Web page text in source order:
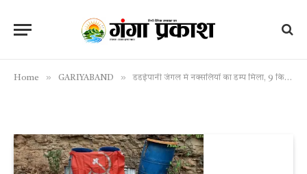
Home » GARIYABAND » डडईपानी जंगल में नक्सलियों का डम्प मिला, 9 किलो के दो आईईडी समेत हथियार-गोला बारूद बरामद